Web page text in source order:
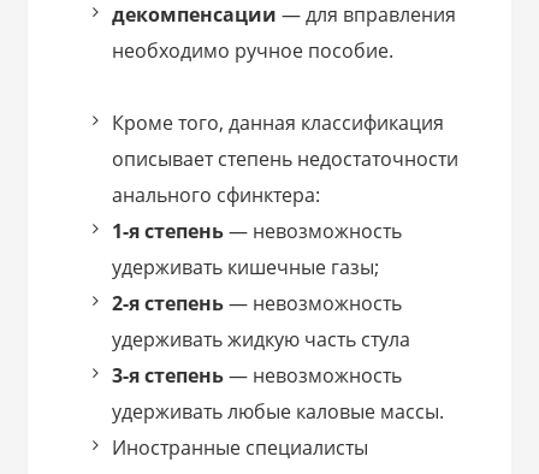
декомпенсации— для вправления
необходимо ручное пособие.
Кроме того, данная классификация
описывает степень недостаточности
анального сфинктера:
1-я степень— невозможность
удерживать кишечные газы;
2-я степень— невозможность
удерживать жидкую часть стула
3-я степень— невозможность
удерживать любые каловые массы.
Иностранные специалисты